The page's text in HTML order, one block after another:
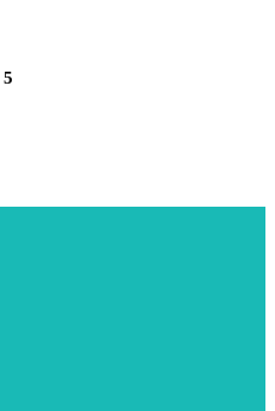
5